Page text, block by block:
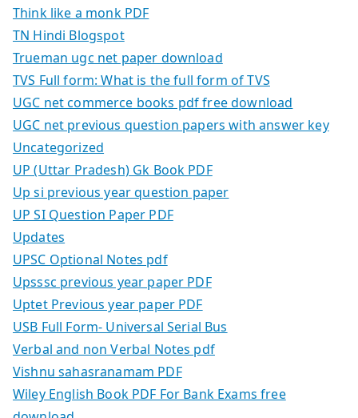
Think like a monk PDF
TN Hindi Blogspot
Trueman ugc net paper download
TVS Full form: What is the full form of TVS
UGC net commerce books pdf free download
UGC net previous question papers with answer key
Uncategorized
UP (Uttar Pradesh) Gk Book PDF
Up si previous year question paper
UP SI Question Paper PDF
Updates
UPSC Optional Notes pdf
Upsssc previous year paper PDF
Uptet Previous year paper PDF
USB Full Form- Universal Serial Bus
Verbal and non Verbal Notes pdf
Vishnu sahasranamam PDF
Wiley English Book PDF For Bank Exams free